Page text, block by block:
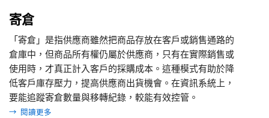
寄倉
「寄倉」是指供應商雖然把商品存放在客戶或銷售通路的
倉庫中，但商品所有權仍屬於供應商，只有在實際銷售或
使用時，才真正計入客戶的採購成本。這種模式有助於降
低客戶庫存壓力，提高供應商出貨機會。在資訊系統上，
要能追蹤寄倉數量與移轉紀錄，較能有效控管。
→ 閱讀更多